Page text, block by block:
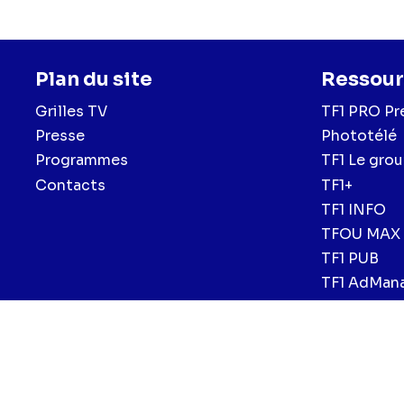
Plan du site
Grilles TV
Presse
Programmes
Contacts
TF1 PRO
Phototélé
TF1 Le
TF1+
TF1 INFO
TFOU MAX
TF1 PUB
TF1